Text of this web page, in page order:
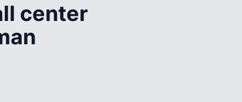
center